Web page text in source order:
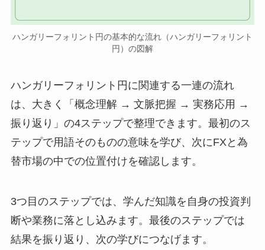
ハンガリーフォリント円の基本的な流れ（ハンガリーフォリント
円）の図解
ハンガリーフォリント円に関連する一連の流れ
は、大きく「概念理解 → 文脈把握 → 実務応用 →
振り返り」の4ステップで整理できます。最初のス
テップで用語そのものの意味を学び、次にFXと為
替市場の中での位置付けを確認します。
3つ目のステップでは、学んだ知識を自身の投資判
断や業務に落とし込みます。最後のステップでは
結果を振り返り、次の学びにつなげます。